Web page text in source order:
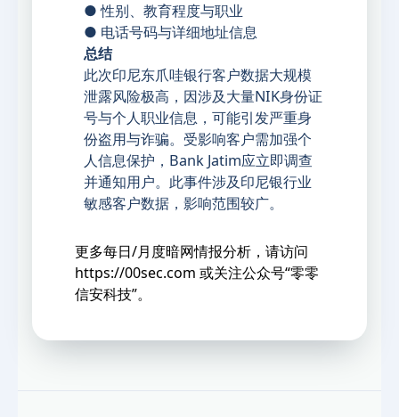
● 性别、教育程度与职业
● 电话号码与详细地址信息
总结
此次印尼东爪哇银行客户数据大规模
泄露风险极高，因涉及大量NIK身份证
号与个人职业信息，可能引发严重身
份盗用与诈骗。受影响客户需加强个
人信息保护，Bank Jatim应立即调查
并通知用户。此事件涉及印尼银行业
敏感客户数据，影响范围较广。
更多每日/月度暗网情报分析，请访问
https://00sec.com 或关注公众号“零零
信安科技”。